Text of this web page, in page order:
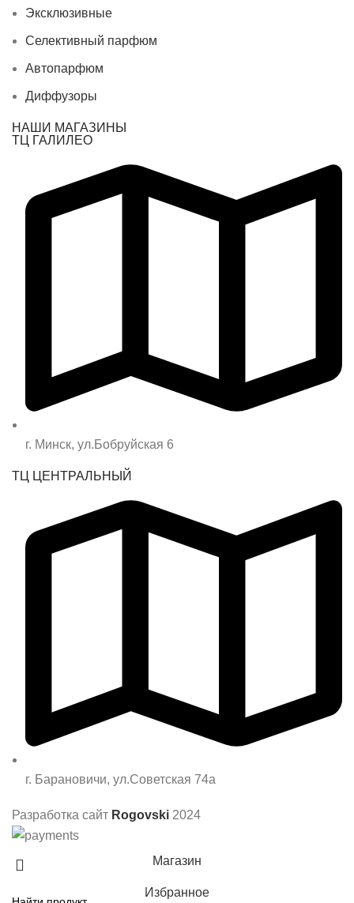
Эксклюзивные
Селективный парфюм
Автопарфюм
Диффузоры
НАШИ МАГАЗИНЫ
ТЦ ГАЛИЛЕО
г. Минск, ул.Бобруйская 6
ТЦ ЦЕНТРАЛЬНЫЙ
г. Барановичи, ул.Советская 74а
Разработка сайт Rogovski 2024
Магазин
Избранное